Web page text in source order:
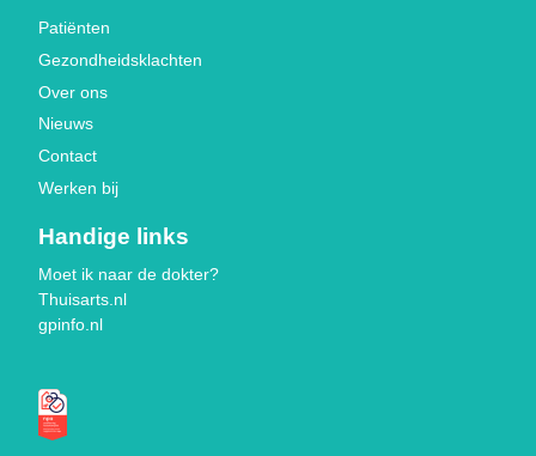
Patiënten
Gezondheidsklachten
Over ons
Nieuws
Contact
Werken bij
Handige links
Moet ik naar de dokter?
Thuisarts.nl
gpinfo.nl